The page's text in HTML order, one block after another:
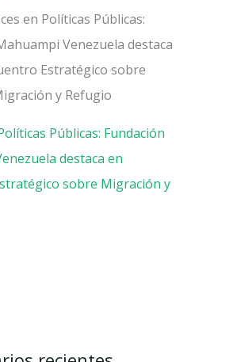
Públicas: Fundación
destaca en
sobre Migración y